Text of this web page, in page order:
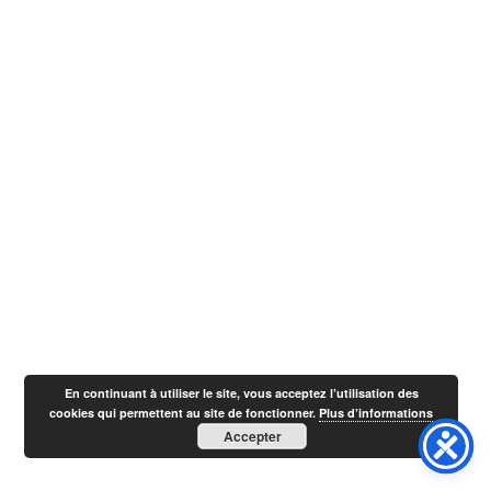
En continuant à utiliser le site, vous acceptez l’utilisation des
cookies qui permettent au site de fonctionner.Plus d’informations
Accepter